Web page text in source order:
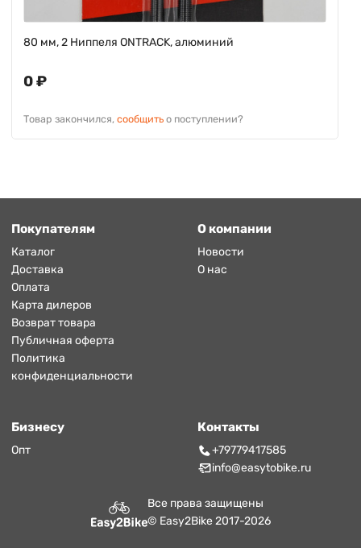
80 мм, 2 Ниппеля ONTRACK, алюминий
0 ₽
Товар закончился, сообщить о поступлении?
Все права защищены
© Easy2Bike 2017-2026
Покупателям
Каталог
Доставка
Оплата
Карта дилеров
Возврат товара
Публичная оферта
Политика
конфиденциальности
О компании
Новости
О нас
Бизнесу
Опт
Контакты
+79779417585
info@easytobike.ru